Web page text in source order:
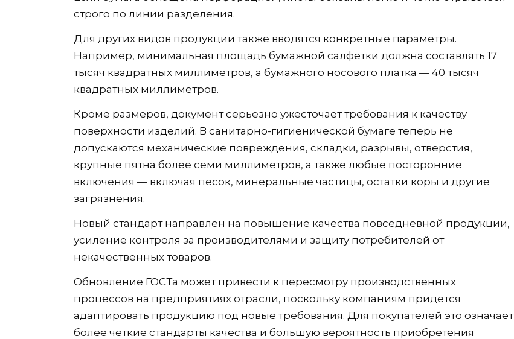
строго по линии разделения.
Для других видов продукции также вводятся конкретные параметры.
Например, минимальная площадь бумажной салфетки должна составлять 17
тысяч квадратных миллиметров, а бумажного носового платка — 40 тысяч
квадратных миллиметров.
Кроме размеров, документ серьезно ужесточает требования к качеству
поверхности изделий. В санитарно-гигиенической бумаге теперь не
допускаются механические повреждения, складки, разрывы, отверстия,
крупные пятна более семи миллиметров, а также любые посторонние
включения — включая песок, минеральные частицы, остатки коры и другие
загрязнения.
Новый стандарт направлен на повышение качества повседневной продукции,
усиление контроля за производителями и защиту потребителей от
некачественных товаров.
Обновление ГОСТа может привести к пересмотру производственных
процессов на предприятиях отрасли, поскольку компаниям придется
адаптировать продукцию под новые требования. Для покупателей это означает
более четкие стандарты качества и большую вероятность приобретения